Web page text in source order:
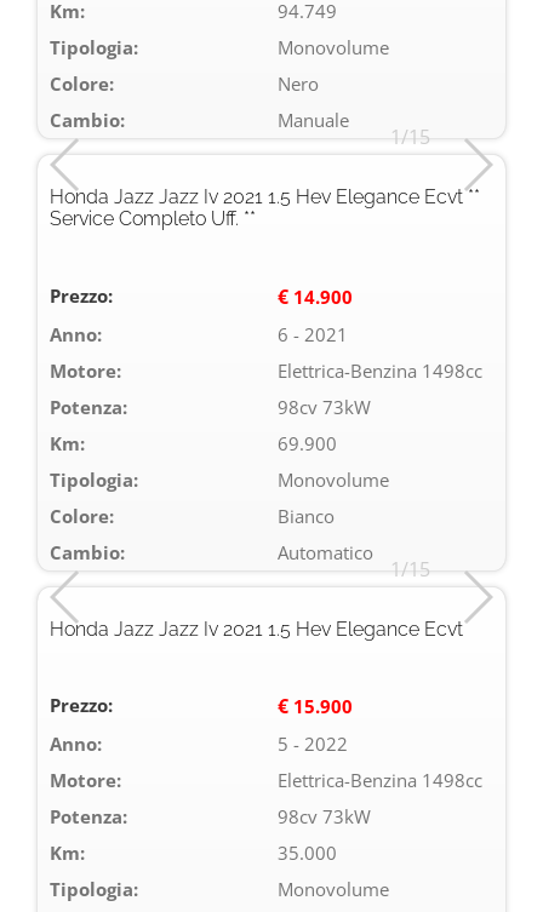
Km:
94.749
Tipologia:
Monovolume
Colore:
Nero
Cambio:
Manuale
1/15
Honda Jazz Jazz Iv 2021 1.5 Hev Elegance Ecvt **
Service Completo Uff. **
Prezzo: € 14.900
Anno:
6 - 2021
Motore:
Elettrica-Benzina 1498cc
Potenza:
98cv 73kW
Km:
69.900
Tipologia:
Monovolume
Colore:
Bianco
Cambio:
Automatico
1/15
Honda Jazz Jazz Iv 2021 1.5 Hev Elegance Ecvt
Prezzo: € 15.900
Anno:
5 - 2022
Motore:
Elettrica-Benzina 1498cc
Potenza:
98cv 73kW
Km:
35.000
Tipologia:
Monovolume